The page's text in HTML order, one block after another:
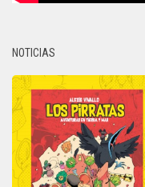
NOTICIAS